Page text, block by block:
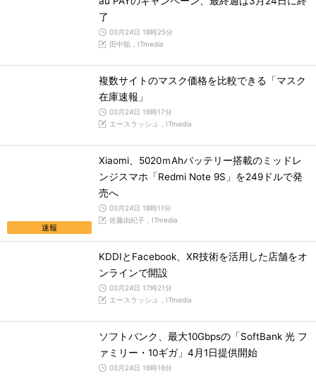
了
03月24日 18時25分
田中聡，ITmedia
複数サイトのマスク価格を比較できる「マスク
在庫速報」
03月24日 18時17分
エースラッシュ，ITmedia
速報
Xiaomi、5020ｍAhバッテリー搭載のミッドレ
ンジスマホ「Redmi Note 9S」を249ドルで発
売へ
03月24日 18時11分
佐藤由紀子，ITmedia
KDDIとFacebook、XR技術を活用した店舗をオ
ンラインで開設
03月24日 17時21分
エースラッシュ，ITmedia
ソフトバンク、最大10Gbpsの「SoftBank 光 フ
ァミリー・10ギガ」4月1日提供開始
03月24日 16時16分